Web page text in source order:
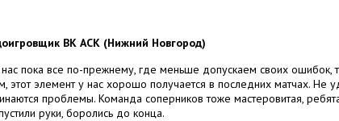
ВК АСК (Нижний Новгород)
пока все по-прежнему, где меньше допускаем своих ошибок,
этот элемент у нас хорошо получается в последних матчах. Не
проблемы. Команда соперников тоже мастеровитая,
руки, боролись до конца.